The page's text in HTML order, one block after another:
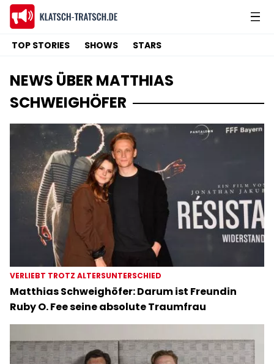
TOP STORIES SHOWS STARS
NEWS ÜBER MATTHIAS
SCHWEIGHÖFER
VERLIEBT TROTZ ALTERSUNTERSCHIED
Matthias Schweighöfer: Darum ist Freundin
Ruby O. Fee seine absolute Traumfrau